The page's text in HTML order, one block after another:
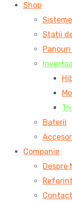
Shop
Statii
Baterii
Companie
Despre
Contact